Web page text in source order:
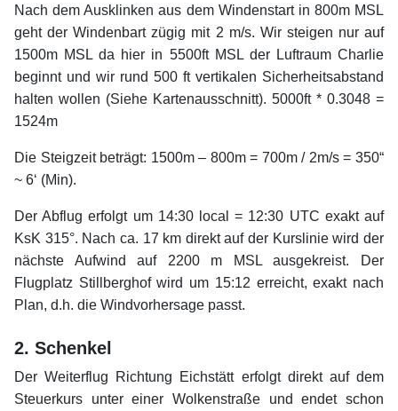
Nach dem Ausklinken aus dem Windenstart in 800m MSL
geht der Windenbart zügig mit 2 m/s. Wir steigen nur auf
1500m MSL da hier in 5500ft MSL der Luftraum Charlie
beginnt und wir rund 500 ft vertikalen Sicherheitsabstand
halten wollen (Siehe Kartenausschnitt). 5000ft * 0.3048 =
1524m
Die Steigzeit beträgt: 1500m – 800m = 700m / 2m/s = 350“
~ 6‘ (Min).
Der Abflug erfolgt um 14:30 local = 12:30 UTC exakt auf
KsK 315°. Nach ca. 17 km direkt auf der Kurslinie wird der
nächste Aufwind auf 2200 m MSL ausgekreist. Der
Flugplatz Stillberghof wird um 15:12 erreicht, exakt nach
Plan, d.h. die Windvorhersage passt.
2. Schenkel
Der Weiterflug Richtung Eichstätt erfolgt direkt auf dem
Steuerkurs unter einer Wolkenstraße und endet schon